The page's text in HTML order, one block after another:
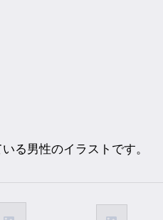
る男性のイラストです。